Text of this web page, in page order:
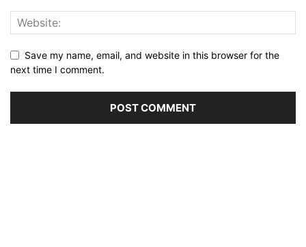
Save my name, email, and website in this browser for the
next time I comment.